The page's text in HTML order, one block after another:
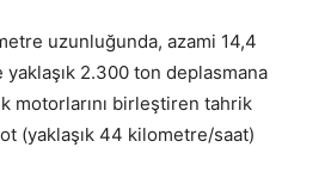
uzunluğunda, azami 14,4
2.300 ton deplasmana
motorlarını birleştiren tahrik
(yaklaşık 44 kilometre/saat)